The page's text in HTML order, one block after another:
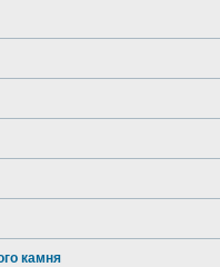
камня